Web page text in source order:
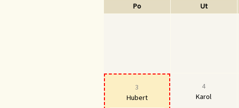
Po Ut
3
Hubert
4
Karol